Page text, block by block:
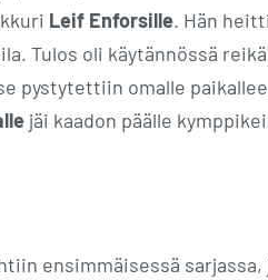
Leif Enforsille. Hän
Tulos oli käytännössä
pystytettiin omalle
jäi kaadon päälle
ensimmäisessä